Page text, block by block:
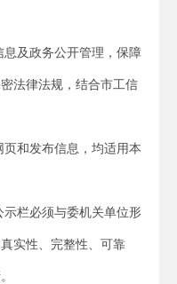
及政务公开管理，保障
法律法规，结合市工信
和发布信息，均适用本
栏必须与委机关单位形
实性、完整性、可靠